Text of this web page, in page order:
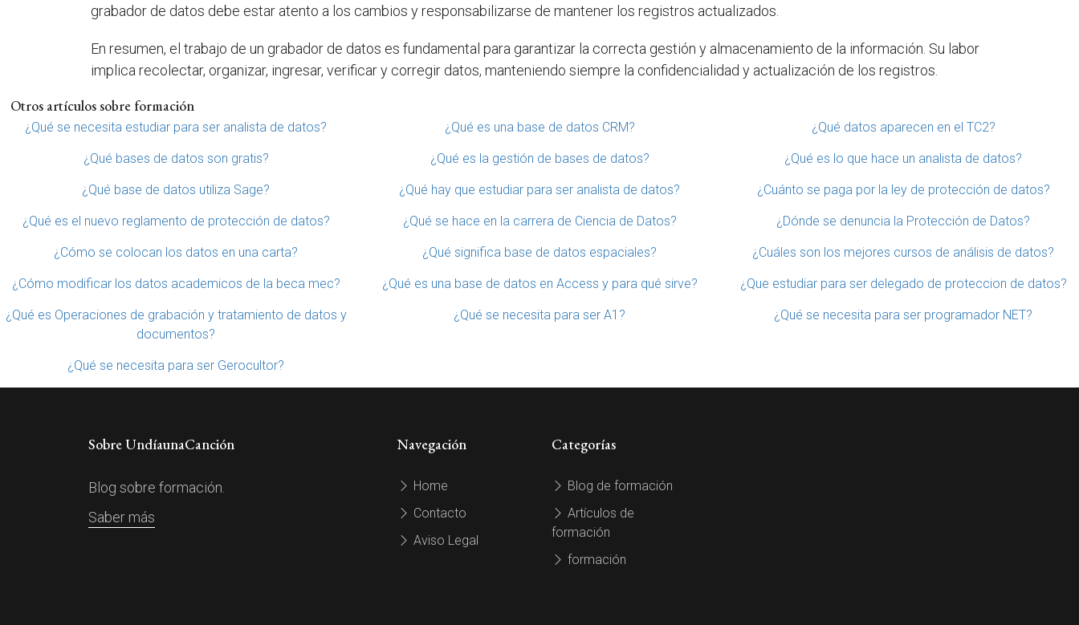
grabador de datos debe estar atento a los cambios y responsabilizarse de mantener los registros actualizados.
En resumen, el trabajo de un grabador de datos es fundamental para garantizar la correcta gestión y almacenamiento de la información. Su labor
implica recolectar, organizar, ingresar, verificar y corregir datos, manteniendo siempre la confidencialidad y actualización de los registros.
Otros artículos sobre formación
¿Qué se necesita estudiar para ser analista de datos? ¿Qué es una base de datos CRM? ¿Qué datos aparecen en el TC2?
¿Qué bases de datos son gratis? ¿Qué es la gestión de bases de datos? ¿Qué es lo que hace un analista de datos?
¿Qué base de datos utiliza Sage? ¿Qué hay que estudiar para ser analista de datos? ¿Cuánto se paga por la ley de protección de datos?
¿Qué es el nuevo reglamento de protección de datos? ¿Qué se hace en la carrera de Ciencia de Datos? ¿Dónde se denuncia la Protección de Datos?
¿Cómo se colocan los datos en una carta? ¿Qué significa base de datos espaciales? ¿Cuáles son los mejores cursos de análisis de datos?
¿Cómo modificar los datos academicos de la beca mec? ¿Qué es una base de datos en Access y para qué sirve? ¿Que estudiar para ser delegado de proteccion de datos?
¿Qué es Operaciones de grabación y tratamiento de datos y
documentos?
¿Qué se necesita para ser A1? ¿Qué se necesita para ser programador NET?
¿Qué se necesita para ser Gerocultor?
Sobre UndíaunaCanción
Blog sobre formación.
Saber más
Navegación
Home
Contacto
Aviso Legal
Categorías
Blog de formación
Artículos de
formación
formación